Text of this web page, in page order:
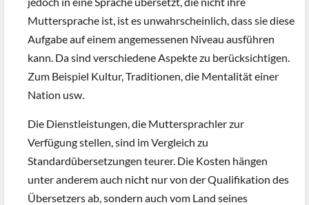
Muttersprache ist, ist es unwahrscheinlich, dass sie diese
Aufgabe auf einem angemessenen Niveau ausführen
kann. Da sind verschiedene Aspekte zu berücksichtigen.
Zum Beispiel Kultur, Traditionen, die Mentalität einer
Nation usw.
Die Dienstleistungen, die Muttersprachler zur
Verfügung stellen, sind im Vergleich zu
Standardübersetzungen teurer. Die Kosten hängen
unter anderem auch nicht nur von der Qualifikation des
Übersetzers ab, sondern auch vom Land seines